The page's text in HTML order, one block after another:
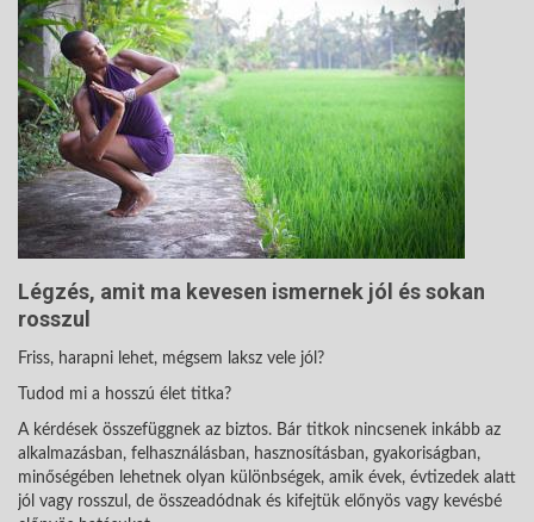
Légzés, amit ma kevesen ismernek jól és sokan
rosszul
Friss, harapni lehet, mégsem laksz vele jól?
Tudod mi a hosszú élet titka?
A kérdések összefüggnek az biztos. Bár titkok nincsenek inkább az
alkalmazásban, felhasználásban, hasznosításban, gyakoriságban,
minőségében lehetnek olyan különbségek, amik évek, évtizedek alatt
jól vagy rosszul, de összeadódnak és kifejtük előnyös vagy kevésbé